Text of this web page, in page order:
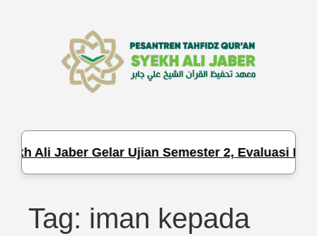
Ali Jaber Gelar Ujian Semester 2, Evaluasi
Tag: iman kepada